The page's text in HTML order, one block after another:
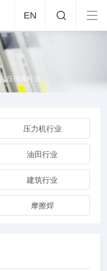
EN
液压伺服行业
压力机行业
油田行业
建筑行业
摩擦焊